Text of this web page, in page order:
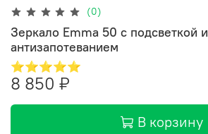
(0)
Зеркало Emma 50 с подсветкой и
антизапотеванием
⭐⭐⭐⭐⭐
8 850 ₽
В корзину